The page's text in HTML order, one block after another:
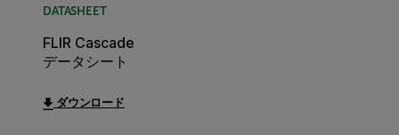
DATASHEET
FLIR Cascade
データシート
ダウンロード